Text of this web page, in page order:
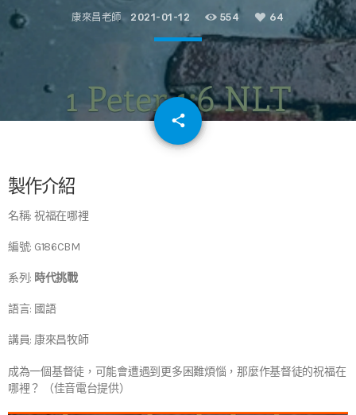
康來昌老師 2021-01-12 554 64
share
email
製作介紹
名稱: 祝福在哪裡
編號: G186CBM
系列: 時代挑戰
語言: 國語
講員: 康來昌牧師
成為一個基督徒，可能會遭遇到更多困難煩惱，那麼作基督徒的祝福在
哪裡？ （佳音電台提供）